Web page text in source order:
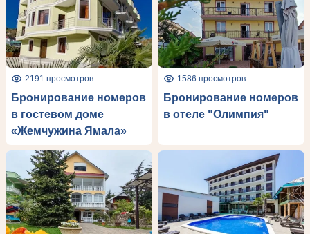
2191 просмотров
Бронирование номеров
в гостевом доме
«Жемчужина Ямала»
1586 просмотров
Бронирование номеров
в отеле "Олимпия"